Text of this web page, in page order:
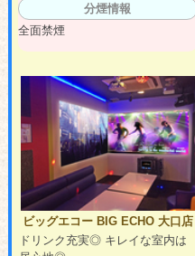
分煙情報
全面禁煙
ビッグエコー BIG ECHO 大口店
ドリンク充実◎ キレイな室内は